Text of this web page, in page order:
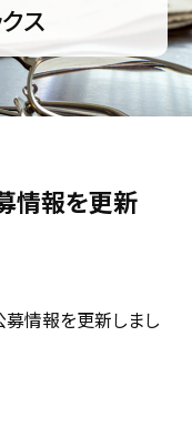
ス
情報を更新
募情報を更新しまし